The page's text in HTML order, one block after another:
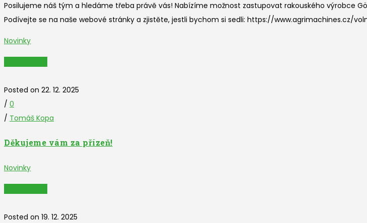
Posilujeme náš tým a hledáme třeba právě vás! Nabízíme možnost zastupovat rakouského výrobce
Podívejte se na naše webové stránky a zjistěte, jestli bychom si sedli: https://www.agrimachines.cz/
Novinky
Posted on 22. 12. 2025
/ 0
/ Tomáš Kopa
Děkujeme vám za přízeň!
Novinky
Posted on 19. 12. 2025